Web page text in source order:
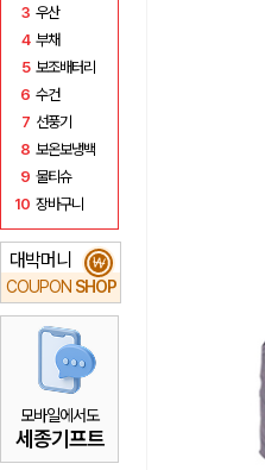
3 우산
4 부채
5 보조배터리
6 수건
7 선풍기
8 보온보냉백
9 물티슈
10 장바구니
대박머니
COUPON SHOP
₩
모바일에서도
세종기프트